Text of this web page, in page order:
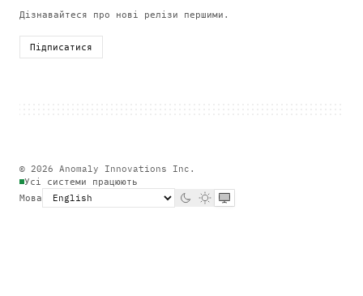
Дізнавайтеся про нові релізи першими.
Підписатися
© 2026 Anomaly Innovations Inc.
Усі системи працюють
Мова